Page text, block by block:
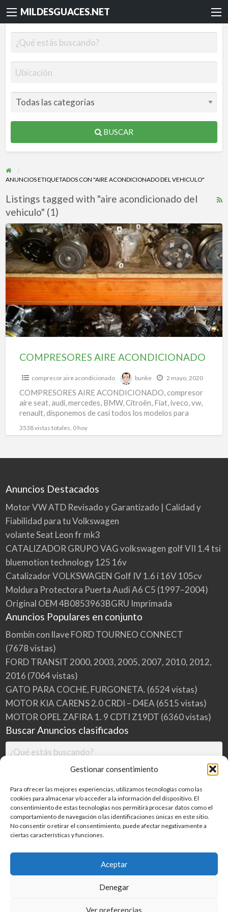
Gestionar consentimiento
Para ofrecer las mejores experiencias, utilizamos tecnologías como las
cookies para almacenar y/o acceder a la información del dispositivo. El
consentimiento de estas tecnologías nos permitirá procesar datos como el
comportamiento de navegación o las identificaciones únicas en este sitio.
No consentir o retirar el consentimiento, puede afectar negativamente a
ciertas características y funciones.
Aceptar
Denegar
Ver preferencias
MILDESGUACES.NET
BUSCAR
ANUNCIOS ETIQUETADOS CON "AIRE ACONDICIONADO DEL VEHICULO"
Listings tagged with "aire acondicionado del
vehiculo" (1)
COMPRESORES
AIRE
ACONDICIONADO
COMPRESORES AIRE ACONDICIONADO
compresor aire acondicionado bunke 2 mayo, 2020
COMPRESORES AIRE ACONDICIONADO, compresor
aire seat, audi, mercedes, BMW, Citroën, Fiat, iveco, vw,
renault, disponemos de casi todos los modelos para
3538 vistas totales, 0 hoy
Anuncios Destacados
Motor VW ATD Revisado y Garantizado | Calidad y
Fiabilidad para tu Volkswagen
volante Seat Leon fr mk3
CATALIZADOR GRUPO VAG volkswagen golf VII 1.4 tsi
bluemotion technology 125 16v
Catalizador VOLKSWAGEN Golf IV 1.6 i 16V 105cv
Moldura Protectora Puerta Audi A6 C5 (1997–2004)
Original OEM 4B0853963BGRU Imprimada
Anuncios Populares en conjunto
Bombín con llave FORD TOURNEO CONNECT
(7678 vistas)
FORD TRANSIT 2000, 2003, 2005, 2007, 2010, 2012,
2016 (7064 vistas)
GATO PARA COCHE, FURGONETA. (6524 vistas)
MOTOR KIA CARENS 2.0 CRDI – D4EA (6515 vistas)
MOTOR OPEL ZAFIRA 1. 9 CDTI Z19DT (6360 vistas)
Buscar Anuncios clasificados